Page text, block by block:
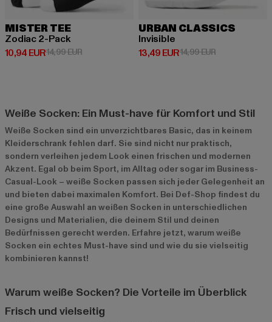
MISTER TEE
Zodiac 2-Pack
10,94 EUR
Derzeitiger Preis: 10,94 EUR
14,99 EURAktionspreis: 14,99 EUR
URBAN CLASSICS
Invisible
13,49 EUR
Derzeitiger Preis: 13,49 EUR
14,99 EURAktionspreis:
Weiße Socken: Ein Must-have für Komfort und Stil
Weiße Socken sind ein unverzichtbares Basic, das in keinem
Kleiderschrank fehlen darf. Sie sind nicht nur praktisch,
sondern verleihen jedem Look einen frischen und modernen
Akzent. Egal ob beim Sport, im Alltag oder sogar im Business-
Casual-Look – weiße Socken passen sich jeder Gelegenheit an
und bieten dabei maximalen Komfort. Bei Def-Shop findest du
eine große Auswahl an weißen Socken in unterschiedlichen
Designs und Materialien, die deinem Stil und deinen
Bedürfnissen gerecht werden. Erfahre jetzt, warum weiße
Socken ein echtes Must-have sind und wie du sie vielseitig
kombinieren kannst!
Warum weiße Socken? Die Vorteile im Überblick
Frisch und vielseitig